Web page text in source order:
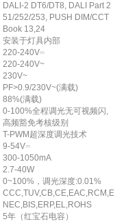
DALI-2 DT6/DT8, DALI Part 2
51/252/253, PUSH DIM/CCT
Book 13,24
安装于灯具内部
220-240V⎓
220-240V~
230V~
PF>0.9/230V~(满载)
88%(满载)
0-100%全程调光无可视频闪,
高频豁免考核级别
T-PWM超深度调光技术
9-54V⎓
300-1050mA
2.7-40W
0~100%，调光深度:0.01%
CCC,TUV,CB,CE,EAC,RCM,E
NEC,BIS,ERP,EL,ROHS
5年（红宝石电容）